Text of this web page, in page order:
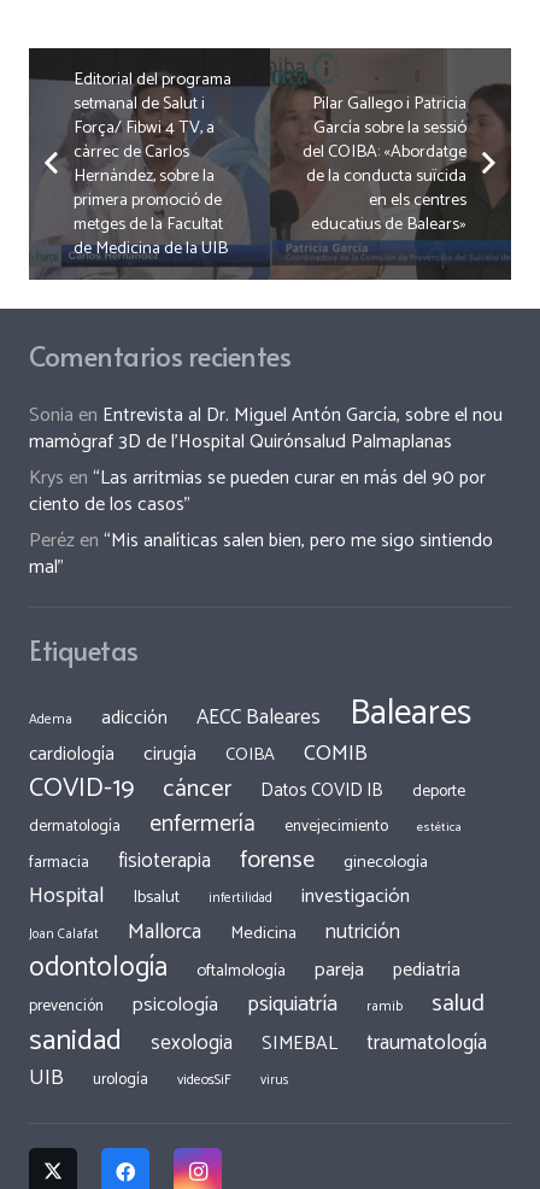
Editorial del programa
setmanal de Salut i
Força/ Fibwi 4 TV, a
càrrec de Carlos
Hernández, sobre la
primera promoció de
metges de la Facultat
de Medicina de la UIB
Pilar Gallego i Patricia
García sobre la sessió
del COIBA: «Abordatge
de la conducta suïcida
en els centres
educatius de Balears»
Comentarios recientes
Sonia en Entrevista al Dr. Miguel Antón García, sobre el nou
mamògraf 3D de l’Hospital Quirónsalud Palmaplanas
Krys en“Las arritmias se pueden curar en más del 90 por
ciento de los casos”
Perézen“Mis analíticas salen bien, pero me sigo sintiendo
mal”
Etiquetas
Adema adicción AECC Baleares Baleares
cardiología cirugía COIBA COMIB
COVID-19 cáncer Datos COVID IB
deporte
dermatología
enfermería envejecimiento estética
farmacia fisioterapia forense ginecología
Hospital Ibsalut infertilidad investigación
Joan Calafat Mallorca Medicina nutrición
odontología oftalmología pareja pediatría
prevención psicología psiquiatría ramib salud
sanidad sexologia SIMEBAL traumatología
UIB urología videosSiF virus